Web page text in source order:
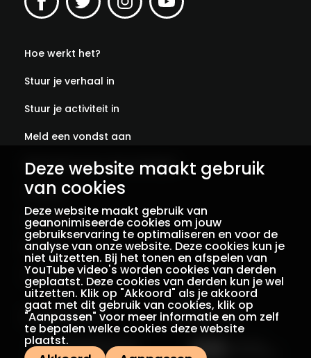
Deze website maakt gebruik
van cookies
Deze website maakt gebruik van
geanonimiseerde cookies om jouw
gebruikservaring te optimaliseren en voor de
analyse van onze website. Deze cookies kun je
niet uitzetten. Bij het tonen en afspelen van
YouTube video's worden cookies van derden
geplaatst. Deze cookies van derden kun je wel
uitzetten. Klik op "Akkoord" als je akkoord
gaat met dit gebruik van cookies, klik op
"Aanpassen" voor meer informatie en om zelf
te bepalen welke cookies deze website
plaatst.
Hoe werkt het?
Stuur je verhaal in
Stuur je activiteit in
Meld een vondst aan
Abonneer je op onze verhalen
Contact
Colofon
Privacy
Voorwaarden
Een initiatief van Met dank aan